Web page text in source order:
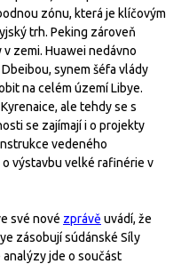
zónu, která je klíčovým
trh. Peking zároveň
zemi. Huawei nedávno
synem šéfa vlády
na celém území Libye.
ale tehdy se s
se zajímají i o projekty
vedeného
výstavbu velké rafinérie v
své nové zprávě uvádí, že
zásobují súdánské Síly
analýzy jde o součást